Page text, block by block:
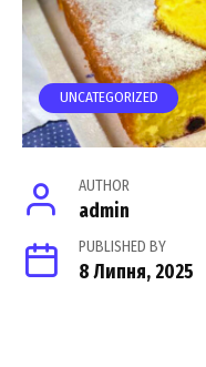
UNCATEGORIZED
AUTHOR
admin
PUBLISHED BY
8 Липня, 2025